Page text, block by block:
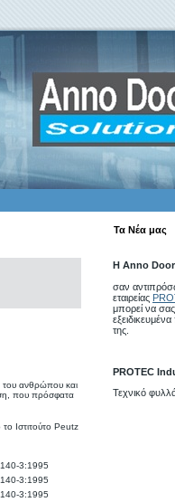
του ανθρώπου και
που πρόσφατα
Ιστιτούτο Peutz
3:1995
3:1995
3:1995
Τα Νέα μας
Η Anno
σαν
εταιρείας
μπορεί να
της.
PROTEC
Τεχνικό